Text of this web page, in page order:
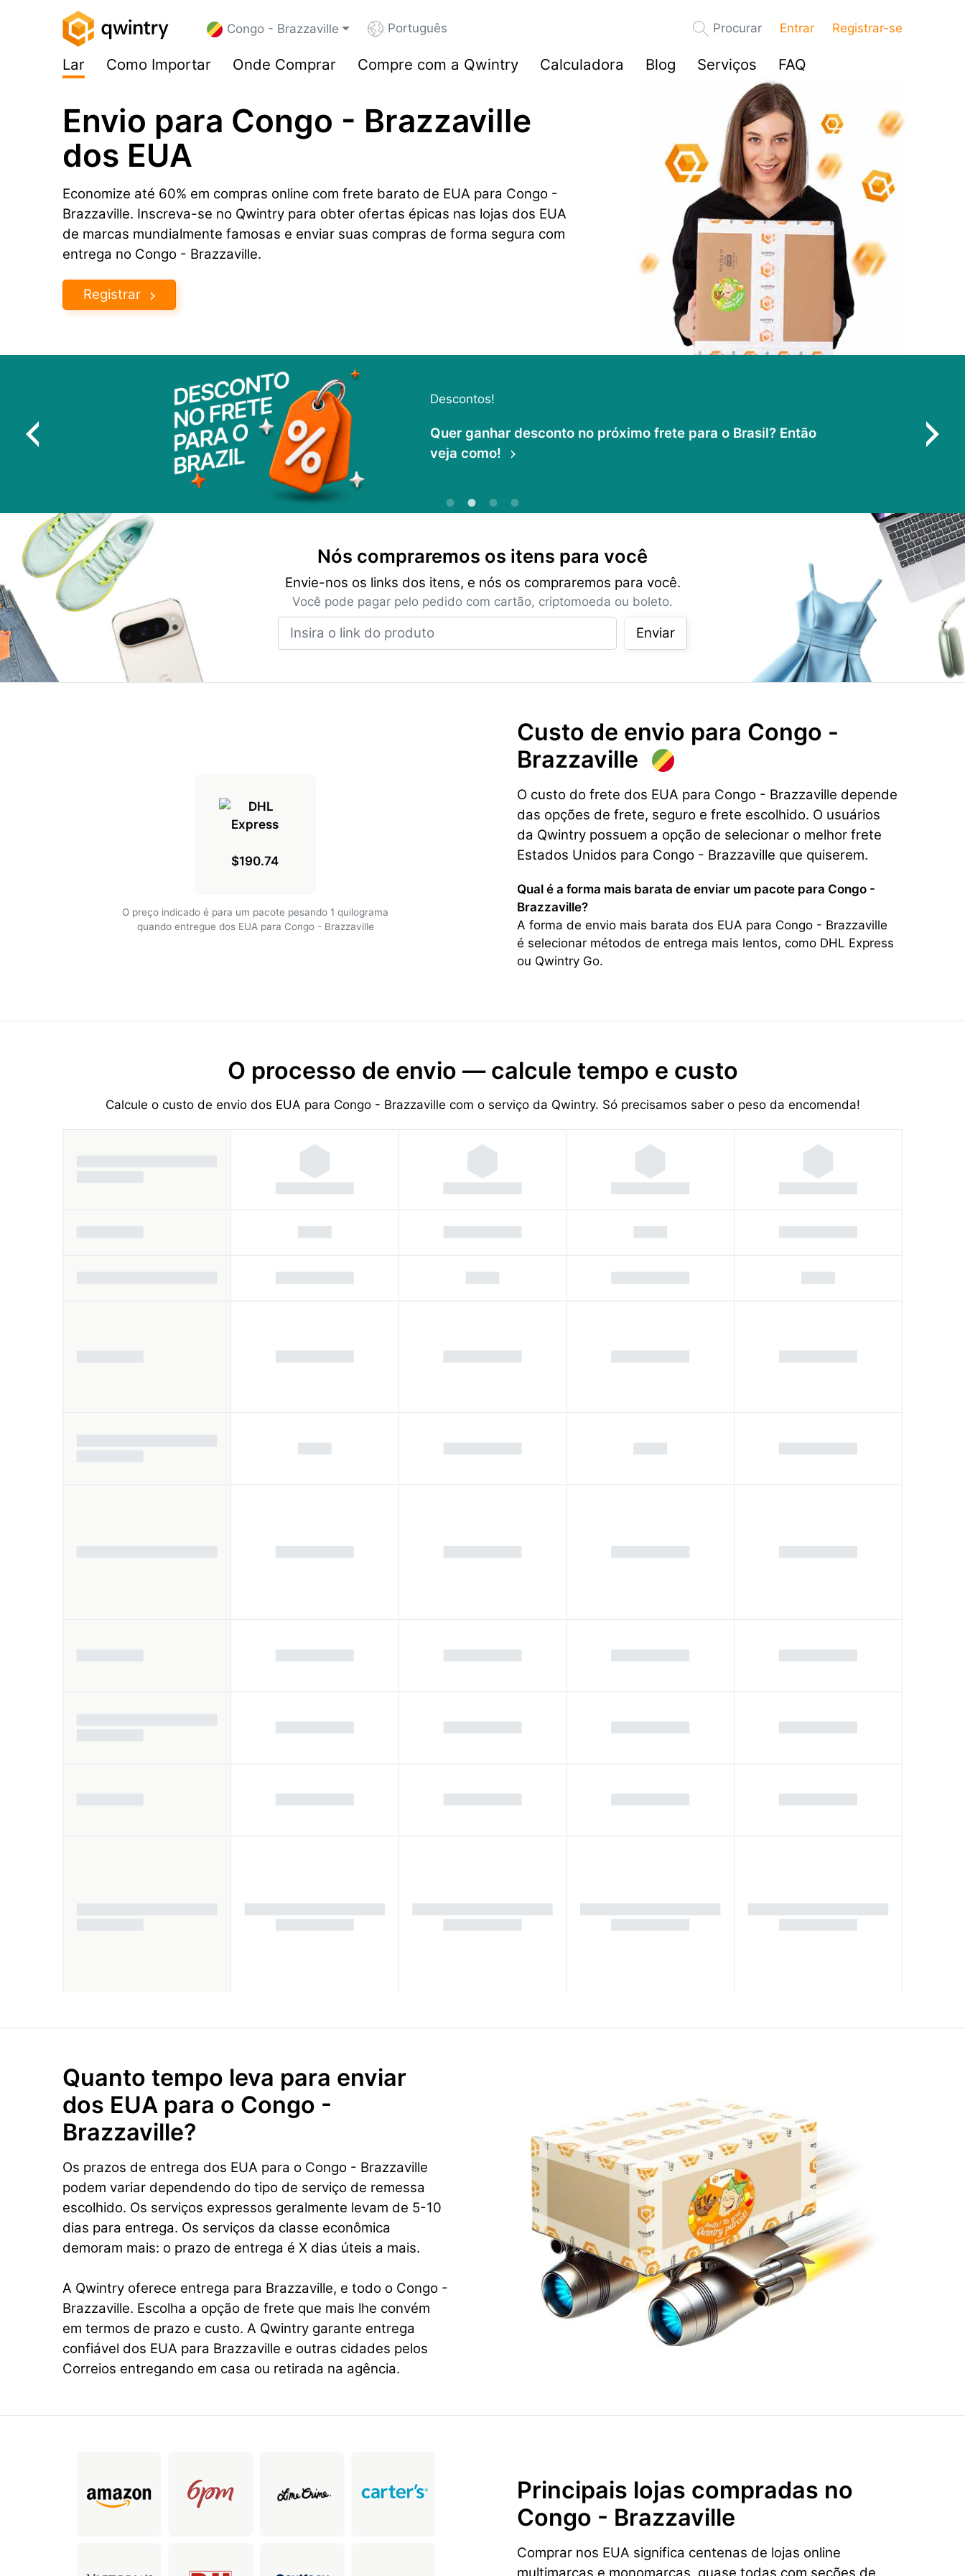
Congo - Brazzaville Português Procurar Entrar Registrar-se
Lar Como Importar Onde Comprar Compre com a Qwintry Calculadora Blog Serviços FAQ
Envio para Congo - Brazzaville
dos EUA
Economize até 60% em compras online com frete barato de EUA para Congo -
Brazzaville. Inscreva-se no Qwintry para obter ofertas épicas nas lojas dos EUA
de marcas mundialmente famosas e enviar suas compras de forma segura com
entrega no Congo - Brazzaville.
Registrar
Descontos!
Quer ganhar desconto no próximo frete para o Brasil? Então
veja como!
Nós compraremos os itens para você
Envie-nos os links dos itens, e nós os compraremos para você.
Você pode pagar pelo pedido com cartão, criptomoeda ou boleto.
Enviar
Custo de envio para Congo -
Brazzaville
O custo do frete dos EUA para Congo - Brazzaville depende
das opções de frete, seguro e frete escolhido. O usuários
da Qwintry possuem a opção de selecionar o melhor frete
Estados Unidos para Congo - Brazzaville que quiserem.
Qual é a forma mais barata de enviar um pacote para Congo -
Brazzaville?
A forma de envio mais barata dos EUA para Congo - Brazzaville
é selecionar métodos de entrega mais lentos, como DHL Express
ou Qwintry Go.
$190.74
O preço indicado é para um pacote pesando 1 quilograma
quando entregue dos EUA para Congo - Brazzaville
O processo de envio — calcule tempo e custo
Calcule o custo de envio dos EUA para Congo - Brazzaville com o serviço da Qwintry. Só precisamos saber o peso da encomenda!
Quanto tempo leva para enviar
dos EUA para o Congo -
Brazzaville?
Os prazos de entrega dos EUA para o Congo - Brazzaville
podem variar dependendo do tipo de serviço de remessa
escolhido. Os serviços expressos geralmente levam de 5-10
dias para entrega. Os serviços da classe econômica
demoram mais: o prazo de entrega é X dias úteis a mais.
A Qwintry oferece entrega para Brazzaville, e todo o Congo -
Brazzaville. Escolha a opção de frete que mais lhe convém
em termos de prazo e custo. A Qwintry garante entrega
confiável dos EUA para Brazzaville e outras cidades pelos
Correios entregando em casa ou retirada na agência.
Principais lojas compradas no
Congo - Brazzaville
Comprar nos EUA significa centenas de lojas online